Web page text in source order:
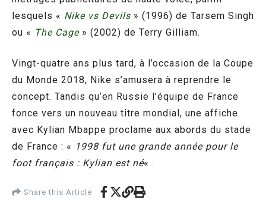
lesquels « Nike vs Devils » (1996) de Tarsem Singh
ou « The Cage» (2002) de Terry Gilliam.
Vingt-quatre ans plus tard, à l’occasion de la Coupe
du Monde 2018, Nike s’amusera à reprendre le
concept. Tandis qu’en Russie l’équipe de France
fonce vers un nouveau titre mondial, une affiche
avec Kylian Mbappe proclame aux abords du stade
de France : « 1998 fut une grande année pour le
foot français : Kylian est né« .
Share this Article